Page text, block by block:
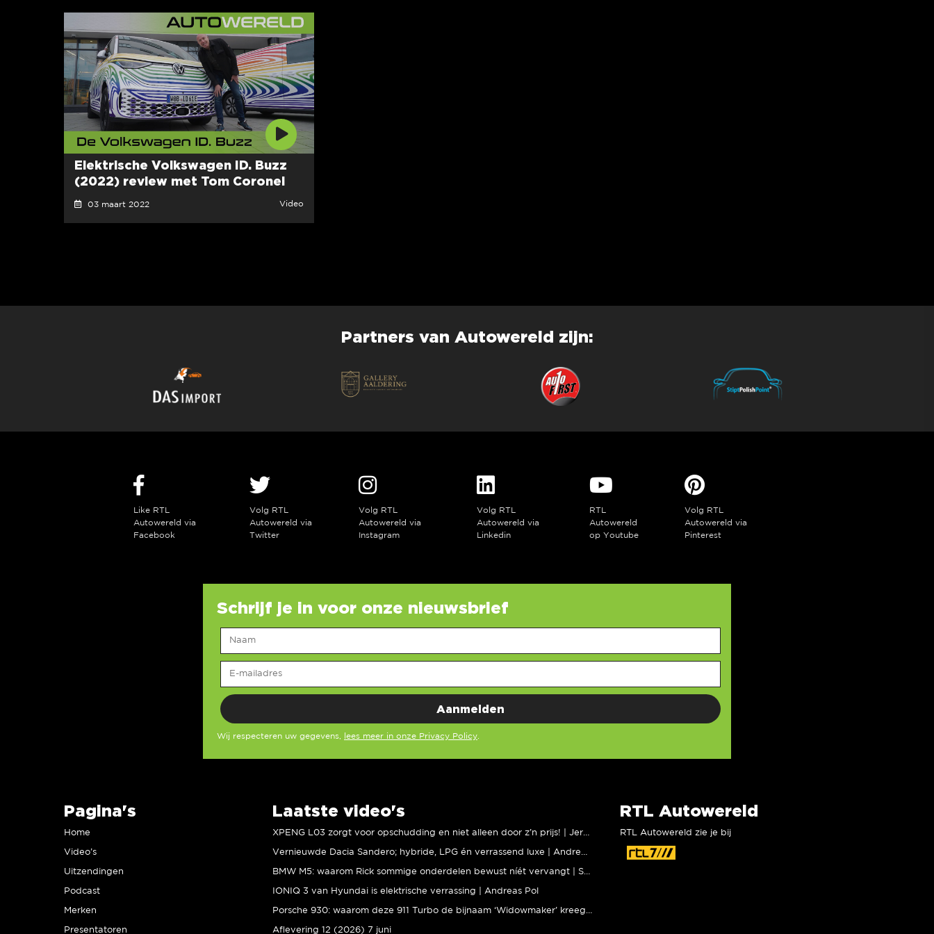
Elektrische Volkswagen ID. Buzz
(2022) review met Tom Coronel
03 maart 2022 Video
Partners van Autowereld zijn:
Like RTL
Autowereld via
Facebook
Volg RTL
Autowereld via
Twitter
Volg RTL
Autowereld via
Instagram
Volg RTL
Autowereld via
Linkedin
RTL
Autowereld
op Youtube
Volg RTL
Autowereld via
Pinterest
Schrijf je in voor onze nieuwsbrief
Wij respecteren uw gegevens, lees meer in onze Privacy Policy
Pagina's
Home
Video’s
Uitzendingen
Podcast
Merken
Presentatoren
Laatste video's
IONIQ 3 van Hyundai is elektrische verrassing | Andreas Pol
Aflevering 12 (2026) 7 juni
RTL Autowereld
RTL Autowereld zie je bij